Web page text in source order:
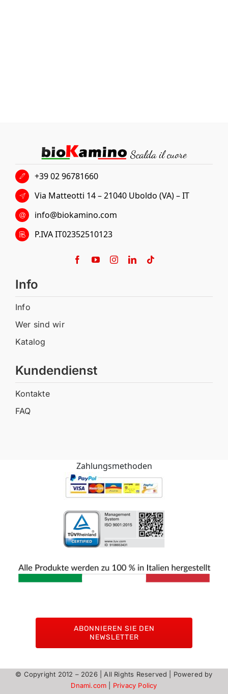
+39 02 96781660
Via Matteotti 14 – 21040 Uboldo (VA) – IT
info@biokamino.com
P.IVA IT02352510123
Info
Info
Wer sind wir
Katalog
Kundendienst
Kontakte
FAQ
Zahlungsmethoden
ABONNIEREN SIE DEN
NEWSLETTER
© Copyright 2012 – 2026 | All Rights Reserved | Powered by
Dnami.com
Privacy Policy